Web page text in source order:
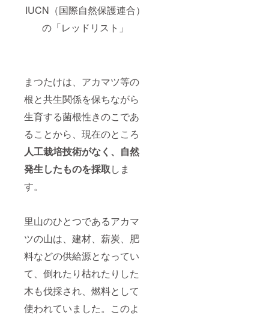
IUCN（国際自然保護連合）
の「レッドリスト」
まつたけは、アカマツ等の
根と共生関係を保ちながら
生育する菌根性きのこであ
ることから、現在のところ
人工栽培技術がなく、自然
発生したものを採取しま
す。
里山のひとつであるアカマ
ツの山は、建材、薪炭、肥
料などの供給源となってい
て、倒れたり枯れたりした
木も伐採され、燃料として
使われていました。このよ